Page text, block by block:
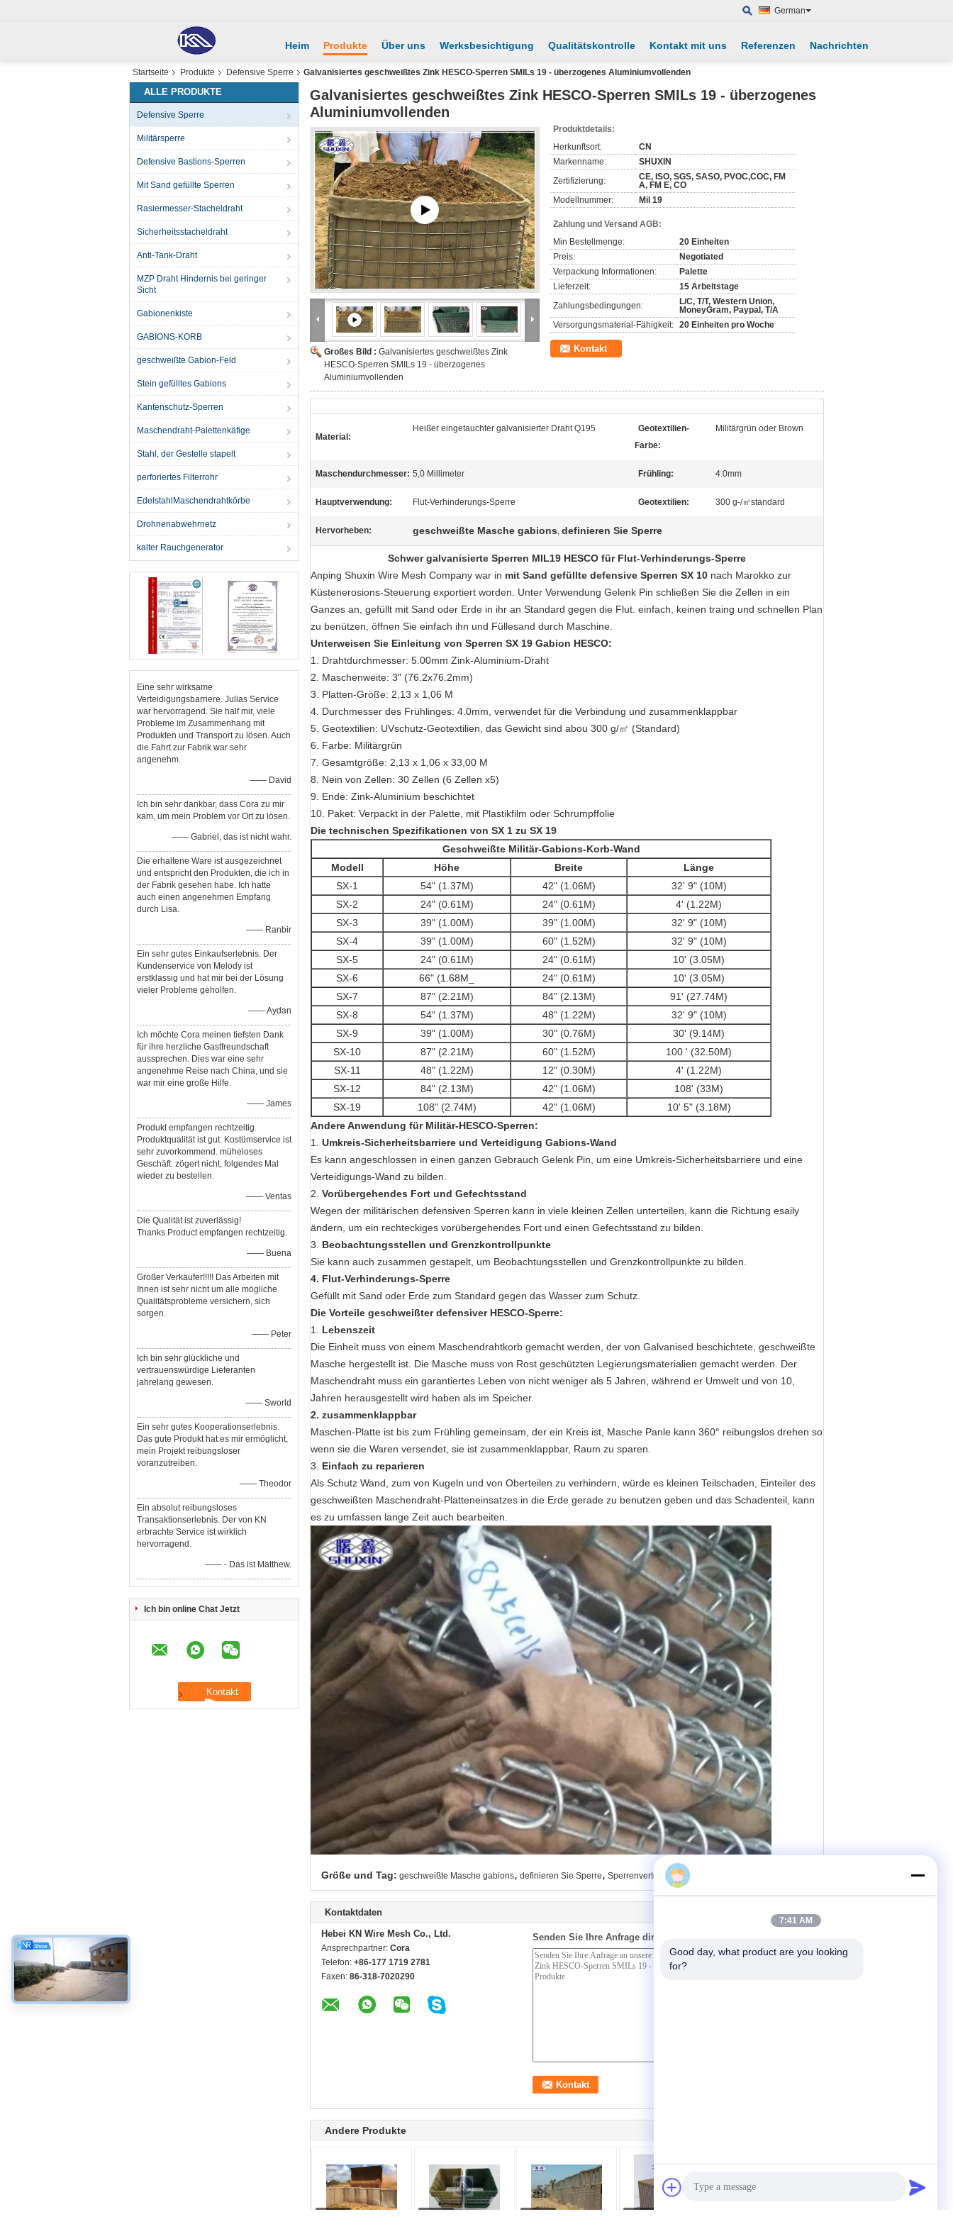
German
Heim Produkte Über uns Werksbesichtigung Qualitätskontrolle Kontakt mit uns Referenzen Nachrichten
Startseite Produkte Defensive Sperre Galvanisiertes geschweißtes Zink HESCO-Sperren SMILs 19 - überzogenes Aluminiumvollenden
ALLE PRODUKTE
Defensive Sperre
Militärsperre
Defensive Bastions-Sperren
Mit Sand gefüllte Sperren
Rasiermesser-Stacheldraht
Sicherheitsstacheldraht
Anti-Tank-Draht
MZP Draht Hindernis bei geringer
Sicht
Gabionenkiste
GABIONS-KORB
geschweißte Gabion-Feld
Stein gefülltes Gabions
Kantenschutz-Sperren
Maschendraht-Palettenkäfige
Stahl, der Gestelle stapelt
perforiertes Filterrohr
EdelstahlMaschendrahtkörbe
Drohnenabwehrnetz
kalter Rauchgenerator
Eine sehr wirksame
Verteidigungsbarriere. Julias Service
war hervorragend. Sie half mir, viele
Probleme im Zusammenhang mit
Produkten und Transport zu lösen. Auch
die Fahrt zur Fabrik war sehr
angenehm.
—— David
Ich bin sehr dankbar, dass Cora zu mir
kam, um mein Problem vor Ort zu lösen.
—— Gabriel, das ist nicht wahr.
Die erhaltene Ware ist ausgezeichnet
und entspricht den Produkten, die ich in
der Fabrik gesehen habe. Ich hatte
auch einen angenehmen Empfang
durch Lisa.
—— Ranbir
Ein sehr gutes Einkaufserlebnis. Der
Kundenservice von Melody ist
erstklassig und hat mir bei der Lösung
vieler Probleme geholfen.
—— Aydan
Ich möchte Cora meinen tiefsten Dank
für ihre herzliche Gastfreundschaft
aussprechen. Dies war eine sehr
angenehme Reise nach China, und sie
war mir eine große Hilfe.
—— James
Produkt empfangen rechtzeitig.
Produktqualität ist gut. Kostümservice ist
sehr zuvorkommend. müheloses
Geschäft. zögert nicht, folgendes Mal
wieder zu bestellen.
—— Ventas
Die Qualität ist zuverlässig!
Thanks.Product empfangen rechtzeitig.
—— Buena
Großer Verkäufer!!!!! Das Arbeiten mit
Ihnen ist sehr nicht um alle mögliche
Qualitätsprobleme versichern, sich
sorgen.
—— Peter
Ich bin sehr glückliche und
vertrauenswürdige Lieferanten
jahrelang gewesen.
—— Sworld
Ein sehr gutes Kooperationserlebnis.
Das gute Produkt hat es mir ermöglicht,
mein Projekt reibungsloser
voranzutreiben.
—— Theodor
Ein absolut reibungsloses
Transaktionserlebnis. Der von KN
erbrachte Service ist wirklich
hervorragend.
—— - Das ist Matthew.
Ich bin online Chat Jetzt
Galvanisiertes geschweißtes Zink HESCO-Sperren SMILs 19 - überzogenes
Aluminiumvollenden
Großes Bild : Galvanisiertes geschweißtes Zink
HESCO-Sperren SMILs 19 - überzogenes
Aluminiumvollenden
Produktdetails:
Herkunftsort:
CN
Markenname:
SHUXIN
Zertifizierung:
CE, ISO, SGS, SASO, PVOC,COC, FM
A, FM E, CO
Modellnummer:
Mil 19
Zahlung und Versand AGB:
Min Bestellmenge:
20 Einheiten
Preis:
Negotiated
Verpackung Informationen:
Palette
Lieferzeit:
15 Arbeitstage
Zahlungsbedingungen:
L/C, T/T, Western Union,
MoneyGram, Paypal, T/A
Versorgungsmaterial-Fähigkeit: 20 Einheiten pro Woche
Kontakt
Material:
Heißer eingetauchter galvanisierter Draht Q195
Geotextilien-
Farbe:
Militärgrün oder Brown
Maschendurchmesser: 5,0 Millimeter Frühling: 4.0mm
Hauptverwendung: Flut-Verhinderungs-Sperre Geotextilien: 300 g-/㎡standard
Hervorheben: geschweißte Masche gabions, definieren Sie Sperre
Schwer galvanisierte Sperren MIL19 HESCO für Flut-Verhinderungs-Sperre
Anping Shuxin Wire Mesh Company war in mit Sand gefüllte defensive Sperren SX 10 nach Marokko zur
Küstenerosions-Steuerung exportiert worden. Unter Verwendung Gelenk Pin schließen Sie die Zellen in ein
Ganzes an, gefüllt mit Sand oder Erde in ihr an Standard gegen die Flut. einfach, keinen traing und schnellen Plan
zu benützen, öffnen Sie einfach ihn und Füllesand durch Maschine.
Unterweisen Sie Einleitung von Sperren SX 19 Gabion HESCO:
1. Drahtdurchmesser: 5.00mm Zink-Aluminium-Draht
2. Maschenweite: 3" (76.2x76.2mm)
3. Platten-Größe: 2,13 x 1,06 M
4. Durchmesser des Frühlinges: 4.0mm, verwendet für die Verbindung und zusammenklappbar
5. Geotextilien: UVschutz-Geotextilien, das Gewicht sind abou 300 g/㎡ (Standard)
6. Farbe: Militärgrün
7. Gesamtgröße: 2,13 x 1,06 x 33,00 M
8. Nein von Zellen: 30 Zellen (6 Zellen x5)
9. Ende: Zink-Aluminium beschichtet
10. Paket: Verpackt in der Palette, mit Plastikfilm oder Schrumpffolie
Die technischen Spezifikationen von SX 1 zu SX 19
Geschweißte Militär-Gabions-Korb-Wand
Modell
Höhe Breite
Länge
SX-1
54" (1.37M) 42" (1.06M)
32' 9" (10M)
SX-2 24" (0.61M) 24" (0.61M)
4' (1.22M)
SX-3 39" (1.00M) 39" (1.00M)
32' 9" (10M)
SX-4 39" (1.00M) 60" (1.52M)
32' 9" (10M)
SX-5 24" (0.61M) 24" (0.61M)
10' (3.05M)
SX-6 66" (1.68M_ 24" (0.61M)
10' (3.05M)
SX-7 87" (2.21M) 84" (2.13M)
91' (27.74M)
SX-8 54" (1.37M) 48" (1.22M)
32' 9" (10M)
SX-9 39" (1.00M) 30" (0.76M)
30' (9.14M)
SX-10 87" (2.21M) 60" (1.52M)
100 ' (32.50M)
SX-11
48" (1.22M) 12" (0.30M)
4' (1.22M)
SX-12 84" (2.13M) 42" (1.06M)
108' (33M)
SX-19 108" (2.74M) 42" (1.06M)
10' 5" (3.18M)
Andere Anwendung für Militär-HESCO-Sperren:
1. Umkreis-Sicherheitsbarriere und Verteidigung Gabions-Wand
Es kann angeschlossen in einen ganzen Gebrauch Gelenk Pin, um eine Umkreis-Sicherheitsbarriere und eine
Verteidigungs-Wand zu bilden.
2. Vorübergehendes Fort und Gefechtsstand
Wegen der militärischen defensiven Sperren kann in viele kleinen Zellen unterteilen, kann die Richtung esaily
ändern, um ein rechteckiges vorübergehendes Fort und einen Gefechtsstand zu bilden.
3. Beobachtungsstellen und Grenzkontrollpunkte
Sie kann auch zusammen gestapelt, um Beobachtungsstellen und Grenzkontrollpunkte zu bilden.
4. Flut-Verhinderungs-Sperre
Gefüllt mit Sand oder Erde zum Standard gegen das Wasser zum Schutz.
Die Vorteile geschweißter defensiver HESCO-Sperre:
1. Lebenszeit
Die Einheit muss von einem Maschendrahtkorb gemacht werden, der von Galvanised beschichtete, geschweißte
Masche hergestellt ist. Die Masche muss von Rost geschützten Legierungsmaterialien gemacht werden. Der
Maschendraht muss ein garantiertes Leben von nicht weniger als 5 Jahren, während er Umwelt und von 10,
Jahren herausgestellt wird haben als im Speicher.
2. zusammenklappbar
Maschen-Platte ist bis zum Frühling gemeinsam, der ein Kreis ist, Masche Panle kann 360° reibungslos drehen so
wenn sie die Waren versendet, sie ist zusammenklappbar, Raum zu sparen.
3. Einfach zu reparieren
Als Schutz Wand, zum von Kugeln und von Oberteilen zu verhindern, würde es kleinen Teilschaden, Einteiler des
geschweißten Maschendraht-Platteneinsatzes in die Erde gerade zu benutzen geben und das Schadenteil, kann
es zu umfassen lange Zeit auch bearbeiten.
Größe und Tag: geschweißte Masche gabions, definieren Sie Sperre, Sperrenverteidigung
Kontaktdaten
Hebei KN Wire Mesh Co., Ltd.
Ansprechpartner: Cora
Telefon: +86-177 1719 2781
Faxen: 86-318-7020290
Senden Sie Ihre Anfrage direkt an uns
Andere Produkte
7:41 AM
Good day, what product are you looking
for?